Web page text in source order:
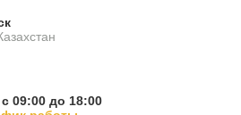
09:00 до 18:00